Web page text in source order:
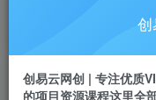
会员专属推广链接
挂机 项目
创易云网创 | 专注优质
的项目资源课程这里全